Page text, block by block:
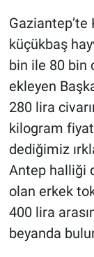
Gaziantep’te
küçükbaş
bin ile 80 bin
ekleyen
280 lira
kilogram
dediğimiz
Antep halliği
olan erkek
400 lira
beyanda